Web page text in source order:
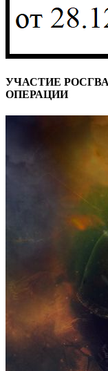
УЧАСТИЕ
ОПЕРАЦИИ